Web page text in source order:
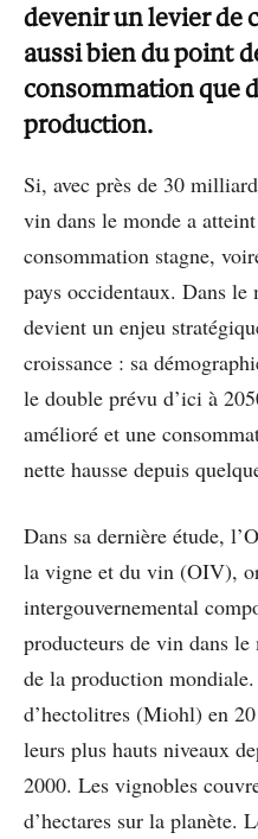
devenir un levier de
aussi bien du point
consommation que
production.
Si, avec près de 30
vin dans le monde a
consommation stagne,
pays occidentaux. Dans le
devient un enjeu
croissance : sa
le double prévu d’ici à
amélioré et une
nette hausse depuis
Dans sa dernière étude,
la vigne et du vin (OIV),
intergouvernemental
producteurs de vin dans
de la production
d’hectolitres (Miohl) en
leurs plus hauts niveaux
2000. Les vignobles
d’hectares sur la planète.